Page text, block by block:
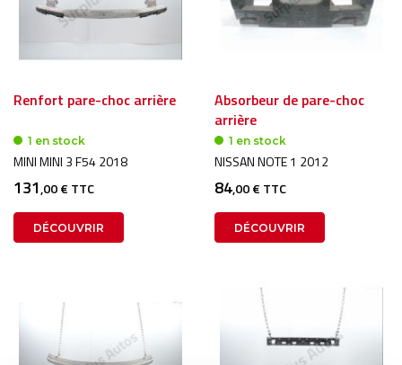
Renfort pare-choc arrière
1 en stock
MINI MINI 3 F54 2018
131,00 € TTC
DÉCOUVRIR
Absorbeur de pare-choc
arrière
1 en stock
NISSAN NOTE 1 2012
84,00 € TTC
DÉCOUVRIR